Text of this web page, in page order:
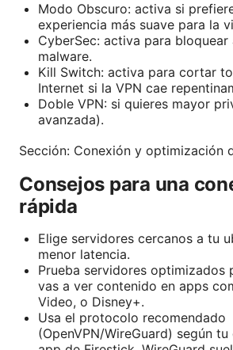
Modo Obscuro: activa si
experiencia más suave para la
CyberSec: activa para bloquear
malware.
Kill Switch: activa para cortar
Internet si la VPN cae
Doble VPN: si quieres mayor
avanzada).
Sección: Conexión y optimización
Consejos para una
rápida
Elige servidores cercanos a tu
menor latencia.
Prueba servidores optimizados
vas a ver contenido en apps
Video, o Disney+.
Usa el protocolo recomendado
(OpenVPN/WireGuard) según